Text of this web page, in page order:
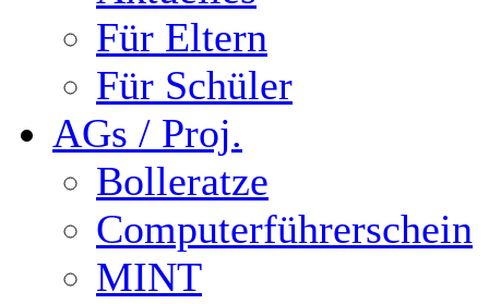
Für Eltern
Für Schüler
AGs / Proj.
Bolleratze
Computerführerschein
MINT